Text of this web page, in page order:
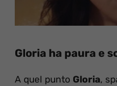
Gloria ha paura e
A quel punto Gloria,